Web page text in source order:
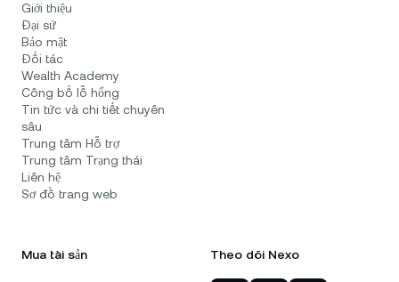
Giới thiệu
Đại sứ
Bảo mật
Đối tác
Wealth Academy
Công bố lỗ hổng
Tin tức và chi tiết chuyên
sâu
Trung tâm Hỗ trợ
Trung tâm Trạng thái
Liên hệ
Sơ đồ trang web
Mua tài sản Theo dõi Nexo